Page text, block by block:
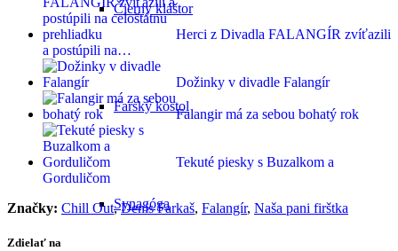
Čierny kláštor
Farský kostol
Synagóga
Herci z Divadla FALANGÍR zvíťazili
a postúpili na…
Dožinky v divadle Falangír
Falangir má za sebou bohatý rok
Tekuté piesky s Buzalkom a
Gorduličom
Značky: Chill Out,Denis Farkaš, Falangír, Naša pani firštka
Zdielať na